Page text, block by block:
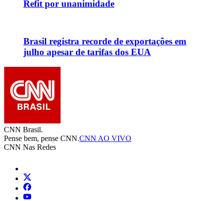
Refit por unanimidade
Brasil registra recorde de exportações em
julho apesar de tarifas dos EUA
CNN Brasil.
Pense bem, pense CNN.CNN AO VIVO
CNN Nas Redes